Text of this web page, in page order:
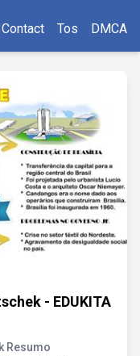
Contact Tos DMCA
- EDUKITA
Resumo